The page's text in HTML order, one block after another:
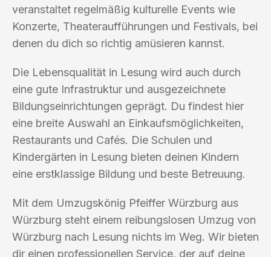
veranstaltet regelmäßig kulturelle Events wie
Konzerte, Theateraufführungen und Festivals, bei
denen du dich so richtig amüsieren kannst.
Die Lebensqualität in Lesung wird auch durch
eine gute Infrastruktur und ausgezeichnete
Bildungseinrichtungen geprägt. Du findest hier
eine breite Auswahl an Einkaufsmöglichkeiten,
Restaurants und Cafés. Die Schulen und
Kindergärten in Lesung bieten deinen Kindern
eine erstklassige Bildung und beste Betreuung.
Mit dem Umzugskönig Pfeiffer Würzburg aus
Würzburg steht einem reibungslosen Umzug von
Würzburg nach Lesung nichts im Weg. Wir bieten
dir einen professionellen Service, der auf deine